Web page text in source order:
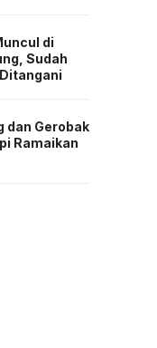
di
Sudah
dan Gerobak
Ramaikan